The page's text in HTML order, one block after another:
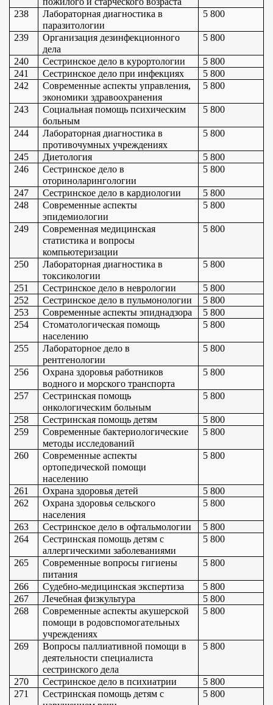
238
Лабораторная диагностика в
паразитологии
5 800
239
Организация дезинфекционного
дела
5 800
240 Сестринское дело в курортологии
5 800
241
Сестринское дело при инфекциях
5 800
242
Современные аспекты управления,
экономики здравоохранения
5 800
243
Социальная помощь психическим
больным
5 800
244
Лабораторная диагностика в
противочумных учреждениях
5 800
245 Диетология
5 800
246
Сестринское дело в
оториноларингологии
5 800
247 Сестринское дело в кардиологии
5 800
248
Современные аспекты
эпидемиологии
5 800
249
Современная медицинская
статистика и вопросы
компьютеризации
5 800
250
Лабораторная диагностика в
токсикологии
5 800
251 Сестринское дело в неврологии
5 800
252
Сестринское дело в пульмонологии
5 800
253
Современные аспекты эпиднадзора
5 800
254
Стоматологическая помощь
населению
5 800
255
Лабораторное дело в
рентгенологии
5 800
256
Охрана здоровья работников
водного и морского транспорта
5 800
257
Сестринская помощь
онкологическим больным
5 800
258 Сестринская помощь детям
5 800
259
Современные бактериологические
методы исследований
5 800
260
Современные аспекты
ортопедической помощи
населению
5 800
261 Охрана здоровья детей
5 800
262
Охрана здоровья сельского
населения
5 800
263 Сестринское дело в офтальмологии
5 800
264
Сестринская помощь детям с
аллергическими заболеваниями
5 800
265
Современные вопросы гигиены
питания
5 800
266 Судебно-медицинская экспертиза
5 800
267
Лечебная физкультура
5 800
268
Современные аспекты акушерской
помощи в родовспомогательных
учреждениях
5 800
269
Вопросы паллиативной помощи в
деятельности специалиста
сестринского дела
5 800
270 Сестринское дело в психиатрии
5 800
271
Сестринская помощь детям с
5 800